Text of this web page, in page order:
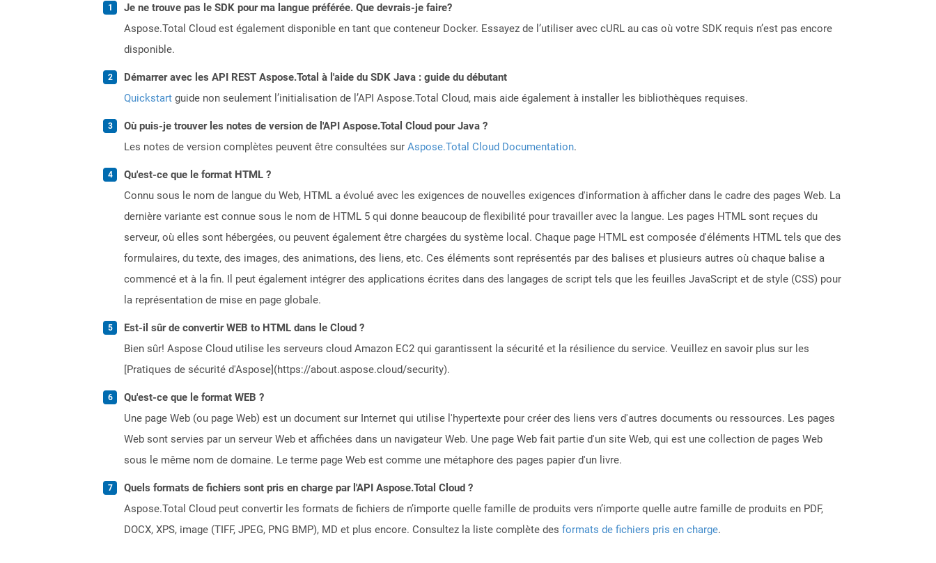
Je ne trouve pas le SDK pour ma langue préférée. Que devrais-je faire?
Aspose.Total Cloud est également disponible en tant que conteneur Docker. Essayez de l’utiliser avec cURL au cas où votre SDK requis n’est pas encore
disponible.
Démarrer avec les API REST Aspose.Total à l'aide du SDK Java : guide du débutant
Quickstart guide non seulement l’initialisation de l’API Aspose.Total Cloud, mais aide également à installer les bibliothèques requises.
Où puis-je trouver les notes de version de l'API Aspose.Total Cloud pour Java ?
Les notes de version complètes peuvent être consultées sur Aspose.Total Cloud Documentation.
Qu'est-ce que le format HTML ?
Connu sous le nom de langue du Web, HTML a évolué avec les exigences de nouvelles exigences d'information à afficher dans le cadre des pages Web. La
dernière variante est connue sous le nom de HTML 5 qui donne beaucoup de flexibilité pour travailler avec la langue. Les pages HTML sont reçues du
serveur, où elles sont hébergées, ou peuvent également être chargées du système local. Chaque page HTML est composée d'éléments HTML tels que des
formulaires, du texte, des images, des animations, des liens, etc. Ces éléments sont représentés par des balises et plusieurs autres où chaque balise a
commencé et à la fin. Il peut également intégrer des applications écrites dans des langages de script tels que les feuilles JavaScript et de style (CSS) pour
la représentation de mise en page globale.
Est-il sûr de convertir WEB to HTML dans le Cloud ?
Bien sûr! Aspose Cloud utilise les serveurs cloud Amazon EC2 qui garantissent la sécurité et la résilience du service. Veuillez en savoir plus sur les
[Pratiques de sécurité d'Aspose](https://about.aspose.cloud/security).
Qu'est-ce que le format WEB ?
Une page Web (ou page Web) est un document sur Internet qui utilise l'hypertexte pour créer des liens vers d'autres documents ou ressources. Les pages
Web sont servies par un serveur Web et affichées dans un navigateur Web. Une page Web fait partie d'un site Web, qui est une collection de pages Web
sous le même nom de domaine. Le terme page Web est comme une métaphore des pages papier d'un livre.
Quels formats de fichiers sont pris en charge par l'API Aspose.Total Cloud ?
Aspose.Total Cloud peut convertir les formats de fichiers de n’importe quelle famille de produits vers n’importe quelle autre famille de produits en PDF,
DOCX, XPS, image (TIFF, JPEG, PNG BMP), MD et plus encore. Consultez la liste complète des formats de fichiers pris en charge.